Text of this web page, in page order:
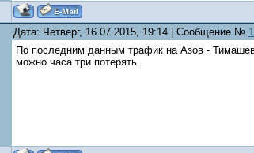
Дата: Четверг, 16.07.2015, 19:14 | Сообщение №
По последним данным трафик на Азов -
можно часа три потерять.